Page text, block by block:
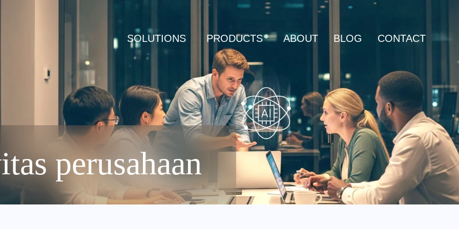
SOLUTIONS PRODUCTS ABOUT BLOG CONTACT
perusahaan